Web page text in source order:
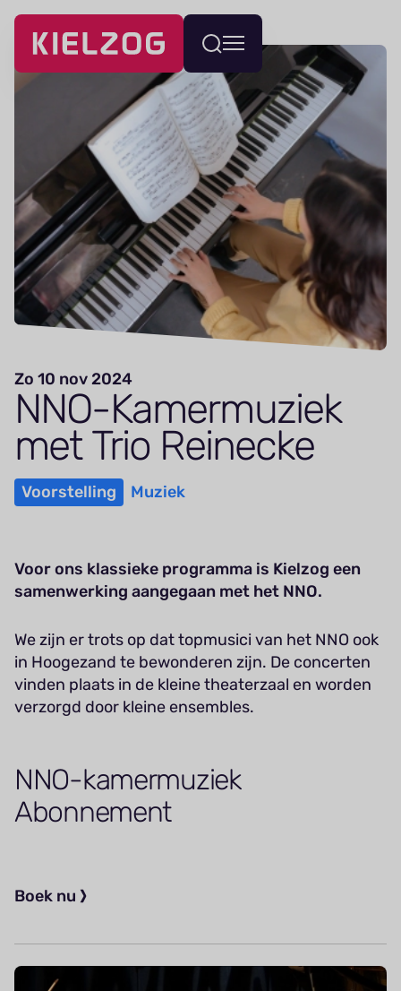
Navigatie
overslaan
Wissel
Zo 10 nov 2024
NNO-Kamer­muziek
met Trio Reinecke
Voorstelling Muziek
Voor ons klassieke programma is Kielzog een
samenwerking aangegaan met het NNO.
We zijn er trots op dat topmusici van het NNO ook
in Hoogezand te bewonderen zijn. De concerten
vinden plaats in de kleine theaterzaal en worden
verzorgd door kleine ensembles.
NNO-kamermuziek
Abonnement
Boek nu